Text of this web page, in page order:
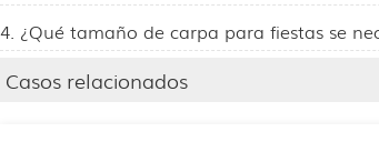
4. ¿Qué tamaño de carpa para fiestas se
Casos relacionados